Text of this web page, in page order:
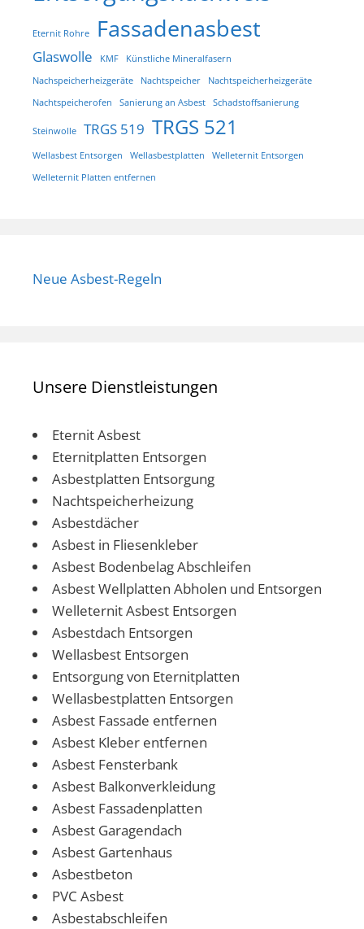
Eternit Rohre Fassadenasbest
Glaswolle KMF
Künstliche Mineralfasern
Nachspeicherheizgeräte
Nachtspeicher
Nachtspeicherheizgeräte
Nachtspeicherofen
Sanierung an Asbest Schadstoffsanierung
Steinwolle TRGS 519 TRGS 521
Wellasbest Entsorgen Wellasbestplatten
Welleternit Entsorgen
Welleternit Platten entfernen
Neue Asbest-Regeln
Unsere Dienstleistungen
Eternit Asbest
Eternitplatten Entsorgen
Asbestplatten Entsorgung
Nachtspeicherheizung
Asbestdächer
Asbest in Fliesenkleber
Asbest Bodenbelag Abschleifen
Asbest Wellplatten Abholen und Entsorgen
Welleternit Asbest Entsorgen
Asbestdach Entsorgen
Wellasbest Entsorgen
Entsorgung von Eternitplatten
Wellasbestplatten Entsorgen
Asbest Fassade entfernen
Asbest Kleber entfernen
Asbest Fensterbank
Asbest Balkonverkleidung
Asbest Fassadenplatten
Asbest Garagendach
Asbest Gartenhaus
Asbestbeton
PVC Asbest
Asbestabschleifen